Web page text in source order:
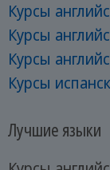
Курсы
Курсы
Курсы
Курсы
Лучшие языки